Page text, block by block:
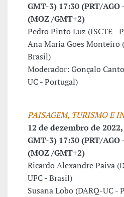
GMT-3) 17:30 (PRT/AGO
(MOZ /GMT+2)
Pedro Pinto Luz (ISCTE -
Ana Maria Goes Monteiro
Brasil)
Moderador: Gonçalo
UC - Portugal)
PAISAGEM, TURISMO E
12 de dezembro de
GMT-3) 17:30 (PRT/AGO
(MOZ /GMT+2)
Ricardo Alexandre Paiva
UFC - Brasil)
Susana Lobo (DARQ-UC -